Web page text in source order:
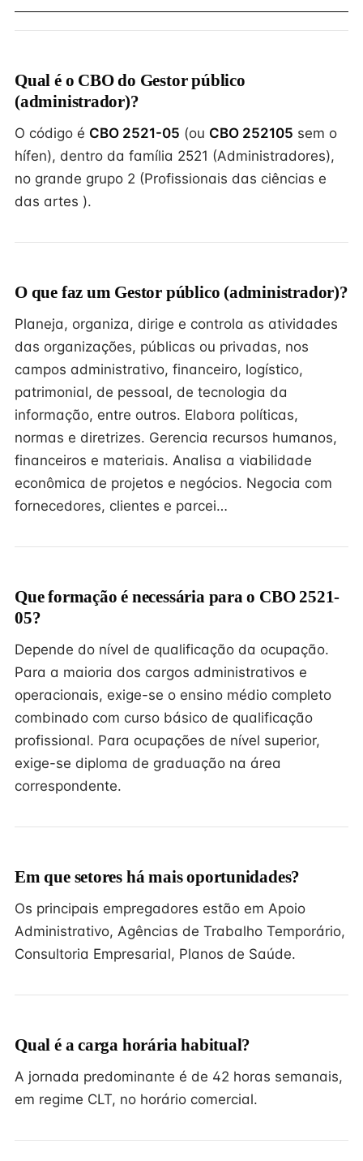
Qual é o CBO do Gestor público
(administrador)?
O código é CBO 2521-05 (ou CBO 252105 sem o
hífen), dentro da família 2521 (Administradores),
no grande grupo 2 (Profissionais das ciências e
das artes ).
O que faz um Gestor público (administrador)?
Planeja, organiza, dirige e controla as atividades
das organizações, públicas ou privadas, nos
campos administrativo, financeiro, logístico,
patrimonial, de pessoal, de tecnologia da
informação, entre outros. Elabora políticas,
normas e diretrizes. Gerencia recursos humanos,
financeiros e materiais. Analisa a viabilidade
econômica de projetos e negócios. Negocia com
fornecedores, clientes e parcei…
Que formação é necessária para o CBO 2521-
05?
Depende do nível de qualificação da ocupação.
Para a maioria dos cargos administrativos e
operacionais, exige-se o ensino médio completo
combinado com curso básico de qualificação
profissional. Para ocupações de nível superior,
exige-se diploma de graduação na área
correspondente.
Em que setores há mais oportunidades?
Os principais empregadores estão em Apoio
Administrativo, Agências de Trabalho Temporário,
Consultoria Empresarial, Planos de Saúde.
Qual é a carga horária habitual?
A jornada predominante é de 42 horas semanais,
em regime CLT, no horário comercial.